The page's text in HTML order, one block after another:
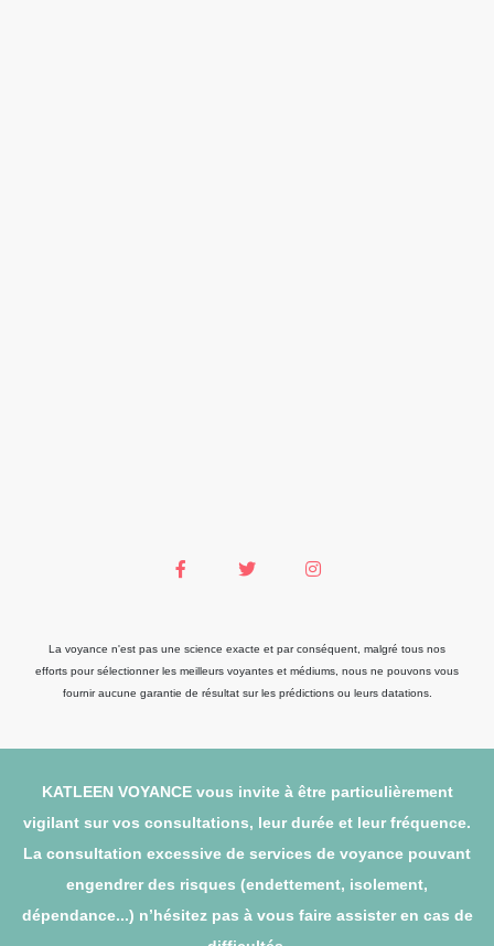
La voyance n'est pas une science exacte et par conséquent, malgré tous nos
efforts pour sélectionner les meilleurs voyantes et médiums, nous ne pouvons vous
fournir aucune garantie de résultat sur les prédictions ou leurs datations.
KATLEEN VOYANCE vous invite à être particulièrement
vigilant sur vos consultations, leur durée et leur fréquence.
La consultation excessive de services de voyance pouvant
engendrer des risques (endettement, isolement,
dépendance...) n’hésitez pas à vous faire assister en cas de